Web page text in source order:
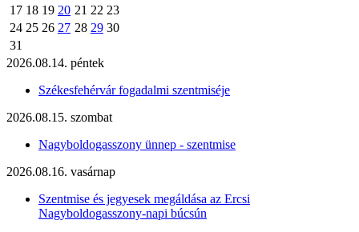
17 18 19 20 21 22 23
24 25 26 27 28 29 30
31
2026.08.14. péntek
Székesfehérvár fogadalmi szentmiséje
2026.08.15. szombat
Nagyboldogasszony ünnep - szentmise
2026.08.16. vasárnap
Szentmise és jegyesek megáldása az Ercsi
Nagyboldogasszony-napi búcsún